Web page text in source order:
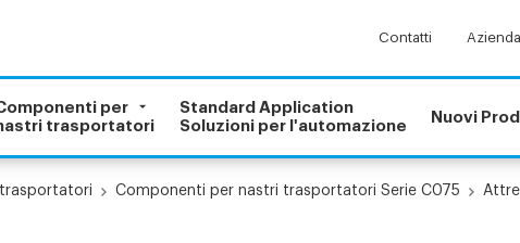
Contatti Azienda
per
trasportatori
Standard Application
Soluzioni per l'automazione
Nuovi
Componenti per nastri trasportatori Serie C075